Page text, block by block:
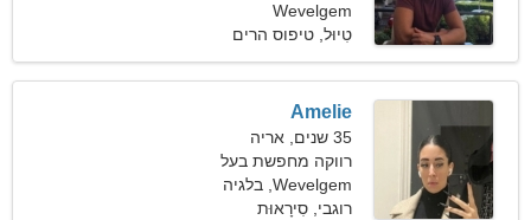
Wevelgem
טִיוּל, טיפוס הרים
Amelie
35 שנים, אריה
רווקה מחפשת בעל
Wevelgem, בלגיה
רוגבי, סִירָאוּת